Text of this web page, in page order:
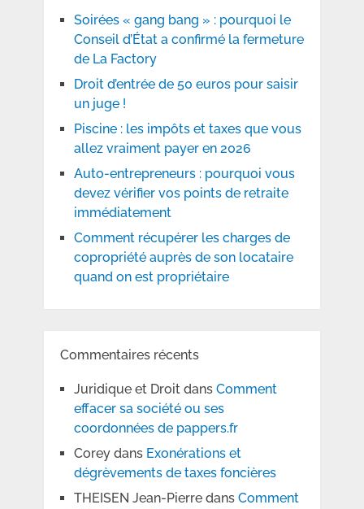
Soirées « gang bang » : pourquoi le
Conseil d’État a confirmé la fermeture
de La Factory
Droit d’entrée de 50 euros pour saisir
un juge !
Piscine : les impôts et taxes que vous
allez vraiment payer en 2026
Auto-entrepreneurs : pourquoi vous
devez vérifier vos points de retraite
immédiatement
Comment récupérer les charges de
copropriété auprès de son locataire
quand on est propriétaire
Commentaires récents
Juridique et Droitdans Comment
effacer sa société ou ses
coordonnées de pappers.fr
Coreydans Exonérations et
dégrèvements de taxes foncières
THEISEN Jean-Pierredans Comment